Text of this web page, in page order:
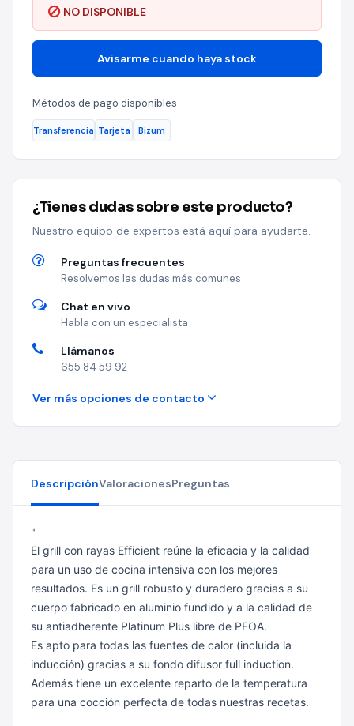
NO DISPONIBLE
Avisarme cuando haya stock
Métodos de pago disponibles
Transferencia Tarjeta Bizum
¿Tienes dudas sobre este producto?
Nuestro equipo de expertos está aquí para ayudarte.
Preguntas frecuentes
Resolvemos las dudas más comunes
Chat en vivo
Habla con un especialista
Llámanos
655 84 59 92
Ver más opciones de contacto
DescripciónValoracionesPreguntas
"
El grill con rayas Efficient reúne la eficacia y la calidad
para un uso de cocina intensiva con los mejores
resultados. Es un grill robusto y duradero gracias a su
cuerpo fabricado en aluminio fundido y a la calidad de
su antiadherente Platinum Plus libre de PFOA.
Es apto para todas las fuentes de calor (incluida la
inducción) gracias a su fondo difusor full induction.
Además tiene un excelente reparto de la temperatura
para una cocción perfecta de todas nuestras recetas.